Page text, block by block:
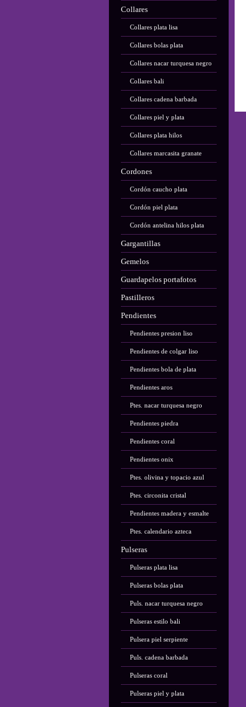
Collares
Collares plata lisa
Collares bolas plata
Collares nacar turquesa negro
Collares bali
Collares cadena barbada
Collares piel y plata
Collares plata hilos
Collares marcasita granate
Cordones
Cordón caucho plata
Cordón piel plata
Cordón antelina hilos plata
Gargantillas
Gemelos
Guardapelos portafotos
Pastilleros
Pendientes
Pendientes presion liso
Pendientes de colgar liso
Pendientes bola de plata
Pendientes aros
Ptes. nacar turquesa negro
Pendientes piedra
Pendientes coral
Pendientes onix
Ptes. olivina y topacio azul
Ptes. circonita cristal
Pendientes madera y esmalte
Ptes. calendario azteca
Pulseras
Pulseras plata lisa
Pulseras bolas plata
Puls. nacar turquesa negro
Pulseras estilo bali
Pulsera piel serpiente
Puls. cadena barbada
Pulseras coral
Pulseras piel y plata